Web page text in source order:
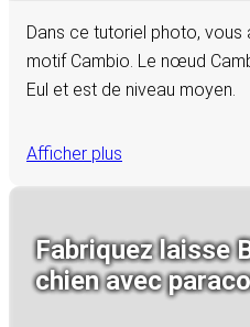
Dans ce tutoriel photo, vous
motif Cambio. Le nœud
Eul et est de niveau moyen.
Afficher plus
Fabriquez laisse
chien avec